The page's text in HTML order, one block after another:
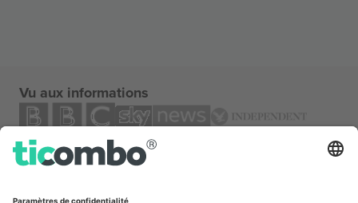
Vu aux informations